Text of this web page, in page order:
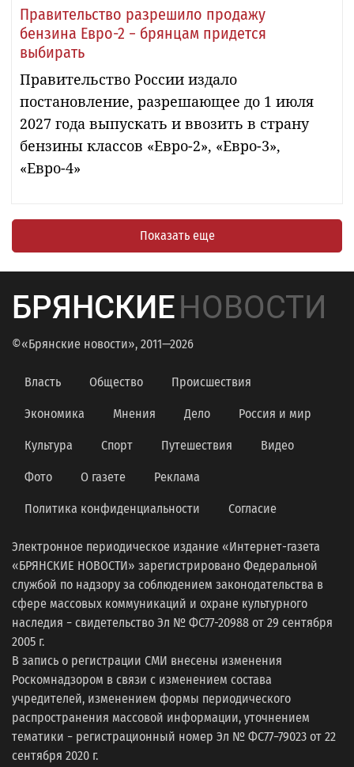
Правительство разрешило продажу
бензина Евро-2 − брянцам придется
выбирать
Правительство России издало
постановление, разрешающее до 1 июля
2027 года выпускать и ввозить в страну
бензины классов «Евро-2», «Евро-3»,
«Евро-4»
Показать еще
БРЯНСКИЕНОВОСТИ
©«Брянские новости», 2011—2026
Власть Общество Происшествия
Экономика Мнения Дело Россия и мир
Культура Спорт Путешествия Видео
Фото О газете Реклама
Политика конфиденциальности Согласие
Электронное периодическое издание «Интернет-газета
«БРЯНСКИЕ НОВОСТИ» зарегистрировано Федеральной
службой по надзору за соблюдением законодательства в
сфере массовых коммуникаций и охране культурного
наследия − свидетельство Эл № ФС77-20988 от 29 сентября
2005 г.
В запись о регистрации СМИ внесены изменения
Роскомнадзором в связи с изменением состава
учредителей, изменением формы периодического
распространения массовой информации, уточнением
тематики − регистрационный номер Эл № ФС77−79023 от 22
сентября 2020 г.